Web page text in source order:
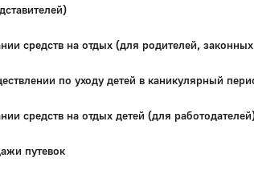
средств на отдых (для родителей, законных
по уходу детей в каникулярный
средств на отдых детей (для
путевок